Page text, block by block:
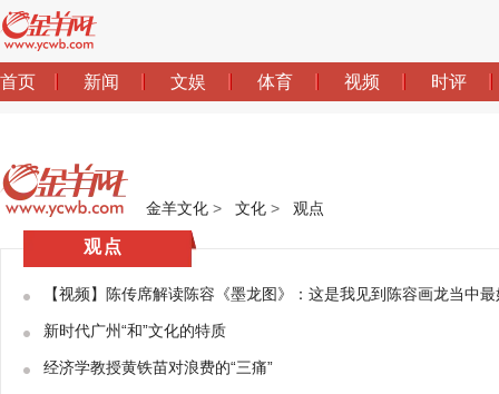
金羊文化 > 文化 > 观点
观点
【视频】陈传席解读陈容《墨龙图》：这是我见到陈容画龙当中
新时代广州“和”文化的特质
经济学教授黄铁苗对浪费的“三痛”